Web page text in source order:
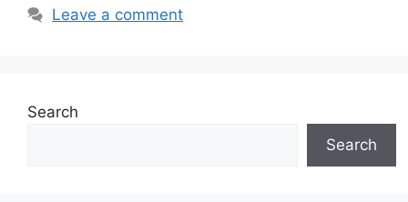
Leave a comment
Search
Search